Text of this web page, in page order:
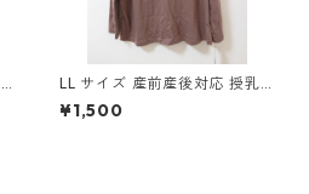
LL サイズ 産前産後対応 授乳
口付き 長袖シャツ マタニティ
チャコールグレー ◆KIY-1304
¥1,500